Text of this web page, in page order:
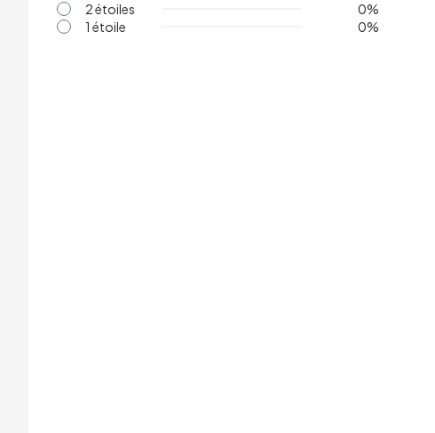
2 étoiles
0%
1 étoile
0%